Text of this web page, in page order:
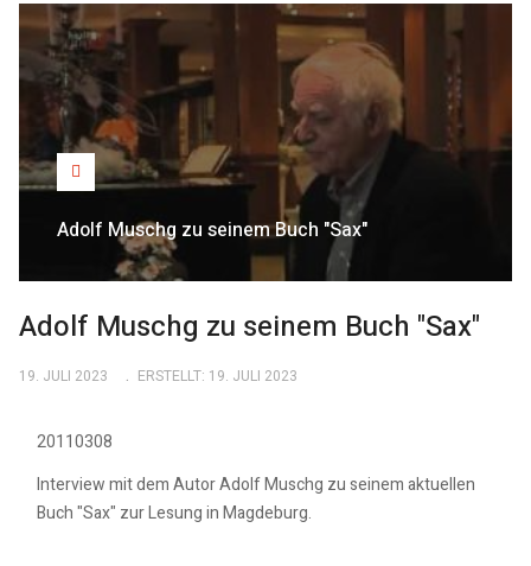
Adolf Muschg zu seinem Buch "Sax"
Adolf Muschg zu seinem Buch "Sax"
19. JULI 2023 ERSTELLT: 19. JULI 2023
20110308
Interview mit dem Autor Adolf Muschg zu seinem aktuellen
Buch "Sax" zur Lesung in Magdeburg.